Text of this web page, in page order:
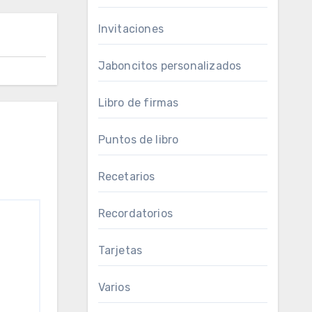
Invitaciones
Jaboncitos personalizados
Libro de firmas
Puntos de libro
Recetarios
Recordatorios
Tarjetas
Varios